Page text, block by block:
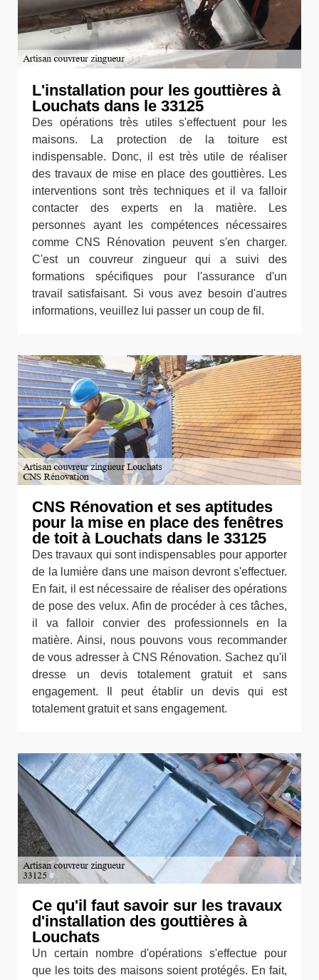
L'installation pour les gouttières à
Louchats dans le 33125
Des opérations très utiles s'effectuent pour les
maisons. La protection de la toiture est
indispensable. Donc, il est très utile de réaliser
des travaux de mise en place des gouttières. Les
interventions sont très techniques et il va falloir
contacter des experts en la matière. Les
personnes ayant les compétences nécessaires
comme CNS Rénovation peuvent s'en charger.
C'est un couvreur zingueur qui a suivi des
formations spécifiques pour l'assurance d'un
travail satisfaisant. Si vous avez besoin d'autres
informations, veuillez lui passer un coup de fil.
CNS Rénovation et ses aptitudes
pour la mise en place des fenêtres
de toit à Louchats dans le 33125
Des travaux qui sont indispensables pour apporter
de la lumière dans une maison devront s'effectuer.
En fait, il est nécessaire de réaliser des opérations
de pose des velux. Afin de procéder à ces tâches,
il va falloir convier des professionnels en la
matière. Ainsi, nous pouvons vous recommander
de vous adresser à CNS Rénovation. Sachez qu'il
dresse un devis totalement gratuit et sans
engagement. Il peut établir un devis qui est
totalement gratuit et sans engagement.
Ce qu'il faut savoir sur les travaux
d'installation des gouttières à
Louchats
Un certain nombre d'opérations s'effectue pour
que les toits des maisons soient protégés. En fait,